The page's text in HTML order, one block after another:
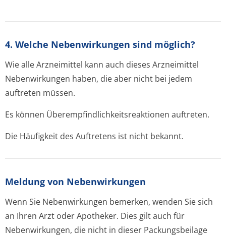
4. Welche Nebenwirkungen sind möglich?
Wie alle Arzneimittel kann auch dieses Arzneimittel
Nebenwirkungen haben, die aber nicht bei jedem
auftreten müssen.
Es können Überempfindlichke­itsreaktionen auftreten.
Die Häufigkeit des Auftretens ist nicht bekannt.
Meldung von Nebenwirkungen
Wenn Sie Nebenwirkungen bemerken, wenden Sie sich
an Ihren Arzt oder Apotheker. Dies gilt auch für
Nebenwirkungen, die nicht in dieser Packungsbeilage